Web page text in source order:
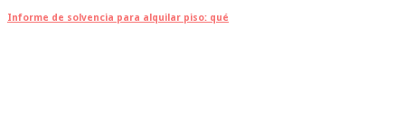
Informe de solvencia para alquilar piso: qué